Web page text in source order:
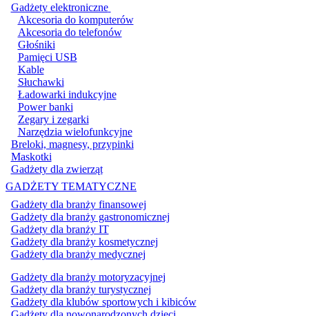
Gadżety elektroniczne
Akcesoria do komputerów
Akcesoria do telefonów
Głośniki
Pamięci USB
Kable
Słuchawki
Ładowarki indukcyjne
Power banki
Zegary i zegarki
Narzędzia wielofunkcyjne
Breloki, magnesy, przypinki
Maskotki
Gadżety dla zwierząt
GADŻETY TEMATYCZNE
Gadżety dla branży finansowej
Gadżety dla branży gastronomicznej
Gadżety dla branży IT
Gadżety dla branży kosmetycznej
Gadżety dla branży medycznej
Gadżety dla branży motoryzacyjnej
Gadżety dla branży turystycznej
Gadżety dla klubów sportowych i kibiców